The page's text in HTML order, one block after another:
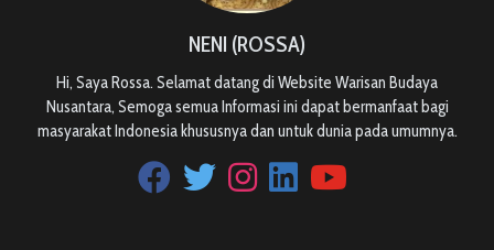
NENI (ROSSA)
Hi, Saya Rossa. Selamat datang di Website Warisan Budaya
Nusantara, Semoga semua Informasi ini dapat bermanfaat bagi
masyarakat Indonesia khususnya dan untuk dunia pada umumnya.